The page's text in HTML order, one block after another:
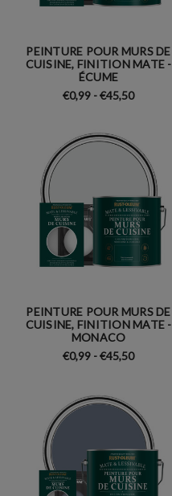
PEINTURE POUR MURS DE
CUISINE, FINITION MATE -
ÉCUME
€0,99 - €45,50
PEINTURE POUR MURS DE
CUISINE, FINITION MATE -
MONACO
€0,99 - €45,50